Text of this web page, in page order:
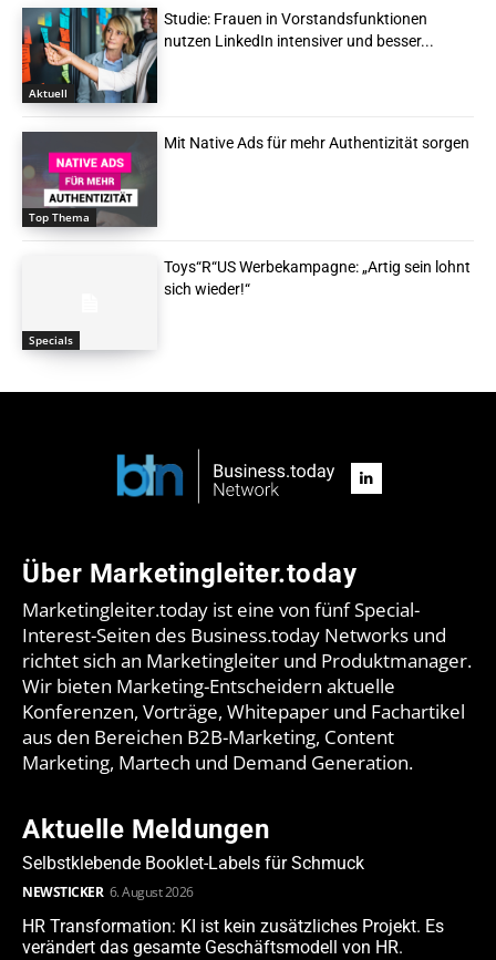
Aktuell
Studie: Frauen in Vorstandsfunktionen
nutzen LinkedIn intensiver und besser...
Top Thema
Mit Native Ads für mehr Authentizität sorgen
Specials
Toys“R“US Werbekampagne: „Artig sein lohnt
sich wieder!“
Über Marketingleiter.today
Marketingleiter.today ist eine von fünf Special-
Interest-Seiten des Business.today Networks und
richtet sich an Marketingleiter und Produktmanager.
Wir bieten Marketing-Entscheidern aktuelle
Konferenzen, Vorträge, Whitepaper und Fachartikel
aus den Bereichen B2B-Marketing, Content
Marketing, Martech und Demand Generation.
Aktuelle Meldungen
Selbstklebende Booklet-Labels für Schmuck
NEWSTICKER 6. August 2026
HR Transformation: KI ist kein zusätzliches Projekt. Es
verändert das gesamte Geschäftsmodell von HR.